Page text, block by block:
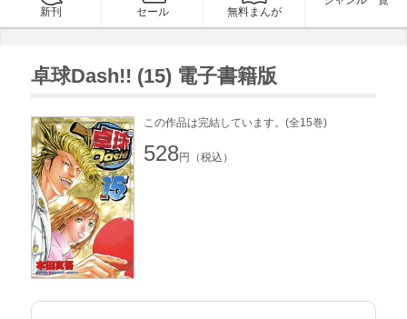
新刊 セール 無料まんが
卓球Dash!! (15) 電子書籍版
この作品は完結しています。(全15巻)
528円（税込）